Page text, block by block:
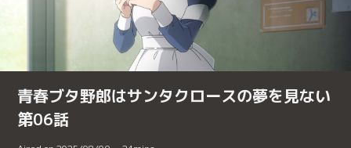
青春ブタ野郎はサンタクロースの夢を見ない
第06話